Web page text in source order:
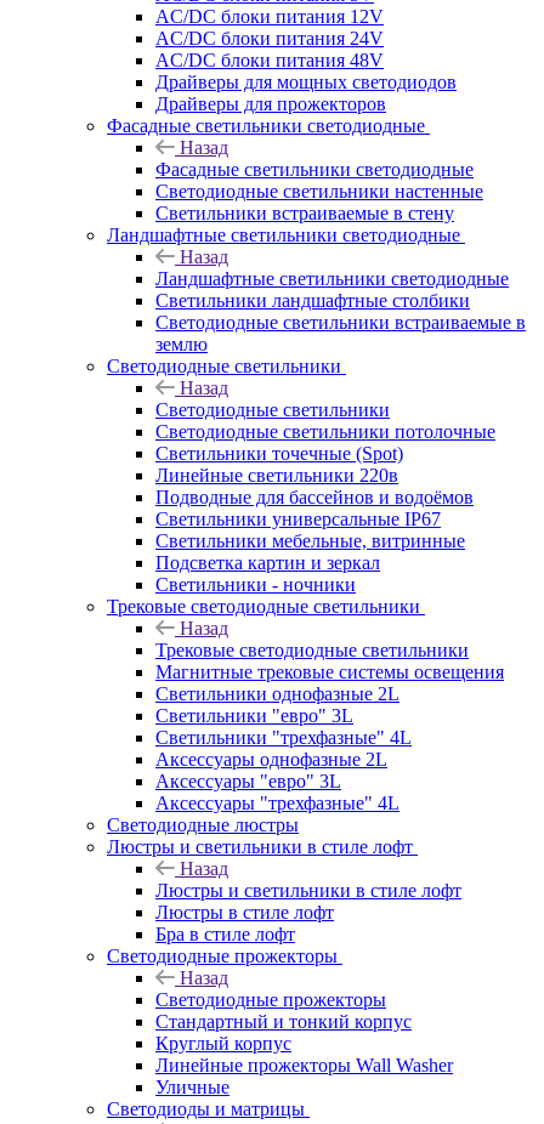
AC/DC блоки питания 12V
AC/DC блоки питания 24V
AC/DC блоки питания 48V
Драйверы для мощных светодиодов
Драйверы для прожекторов
Фасадные светильники светодиодные
Назад
Фасадные светильники светодиодные
Светодиодные светильники настенные
Светильники встраиваемые в стену
Ландшафтные светильники светодиодные
Назад
Ландшафтные светильники светодиодные
Светильники ландшафтные столбики
Светодиодные светильники встраиваемые в
землю
Светодиодные светильники
Назад
Светодиодные светильники
Светодиодные светильники потолочные
Светильники точечные (Spot)
Линейные светильники 220в
Подводные для бассейнов и водоёмов
Светильники универсальные IP67
Светильники мебельные, витринные
Подсветка картин и зеркал
Светильники - ночники
Трековые светодиодные светильники
Назад
Трековые светодиодные светильники
Магнитные трековые системы освещения
Светильники однофазные 2L
Светильники "евро" 3L
Светильники "трехфазные" 4L
Аксессуары однофазные 2L
Аксессуары "евро" 3L
Аксессуары "трехфазные" 4L
Светодиодные люстры
Люстры и светильники в стиле лофт
Назад
Люстры и светильники в стиле лофт
Люстры в стиле лофт
Бра в стиле лофт
Светодиодные прожекторы
Назад
Светодиодные прожекторы
Стандартный и тонкий корпус
Круглый корпус
Линейные прожекторы Wall Washer
Уличные
Светодиоды и матрицы